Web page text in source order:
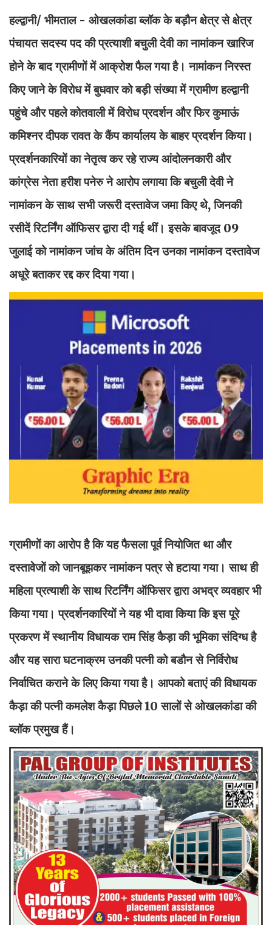
हल्द्वानी/ भीमताल - ओखलकांडा ब्लॉक के बड़ौन क्षेत्र से क्षेत्र
पंचायत सदस्य पद की प्रत्याशी बचुली देवी का नामांकन खारिज
होने के बाद ग्रामीणों में आक्रोश फैल गया है। नामांकन निरस्त
किए जाने के विरोध में बुधवार को बड़ी संख्या में ग्रामीण हल्द्वानी
पहुंचे और पहले कोतवाली में विरोध प्रदर्शन और फिर कुमाऊं
कमिश्नर दीपक रावत के कैंप कार्यालय के बाहर प्रदर्शन किया।
प्रदर्शनकारियों का नेतृत्व कर रहे राज्य आंदोलनकारी और
कांग्रेस नेता हरीश पनेरु ने आरोप लगाया कि बचुली देवी ने
नामांकन के साथ सभी जरूरी दस्तावेज जमा किए थे, जिनकी
रसीदें रिटर्निंग ऑफिसर द्वारा दी गई थीं। इसके बावजूद 09
जुलाई को नामांकन जांच के अंतिम दिन उनका नामांकन दस्तावेज
अधूरे बताकर रद्द कर दिया गया।
ग्रामीणों का आरोप है कि यह फैसला पूर्व नियोजित था और
दस्तावेजों को जानबूझकर नामांकन पत्र से हटाया गया। साथ ही
महिला प्रत्याशी के साथ रिटर्निंग ऑफिसर द्वारा अभद्र व्यवहार भी
किया गया। प्रदर्शनकारियों ने यह भी दावा किया कि इस पूरे
प्रकरण में स्थानीय विधायक राम सिंह कैड़ा की भूमिका संदिग्ध है
और यह सारा घटनाक्रम उनकी पत्नी को बडौन से निर्विरोध
निर्वाचित कराने के लिए किया गया है। आपको बताएं की विधायक
कैड़ा की पत्नी कमलेश कैड़ा पिछले 10 सालों से ओखलकांडा की
ब्लॉक प्रमुख हैं।